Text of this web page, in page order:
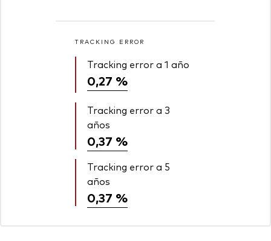
TRACKING ERROR
Tracking error a 1 año
0,27 %
Tracking error a 3
años
0,37 %
Tracking error a 5
años
0,37 %